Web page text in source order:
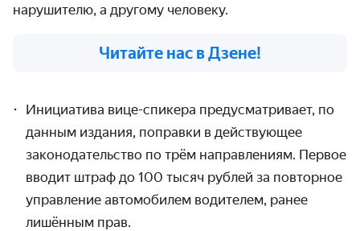
нарушителю, а другому человеку.
Читайте нас в Дзене!
Инициатива вице-спикера предусматривает, по
данным издания, поправки в действующее
законодательство по трём направлениям. Первое
вводит штраф до 100 тысяч рублей за повторное
управление автомобилем водителем, ранее
лишённым прав.